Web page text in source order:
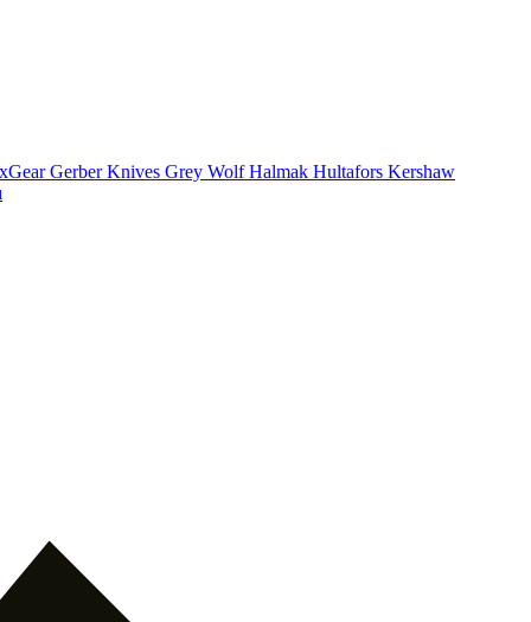
Gerber Knives Grey WolfHalmak Hultafors Kershaw